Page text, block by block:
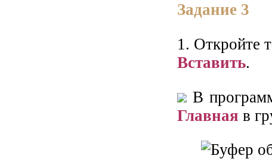
Задание 3
1. Откройте
Вставить.
В
Главная в